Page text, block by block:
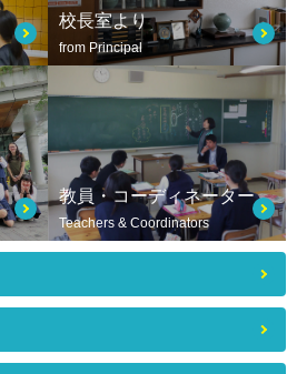
校長室より
from Principal
教員・コーディネーター
Teachers & Coordinators